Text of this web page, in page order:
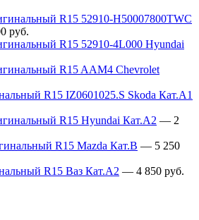
R15 52910-H50007800TWC
руб.
R15 52910-4L000 Hyundai
R15 AAM4 Chevrolet
R15 IZ0601025.S Skoda Кат.А1
R15 Hyundai Кат.А2 — 2
R15 Mazda Кат.В — 5 250
R15 Ваз Кат.А2 — 4 850 руб.